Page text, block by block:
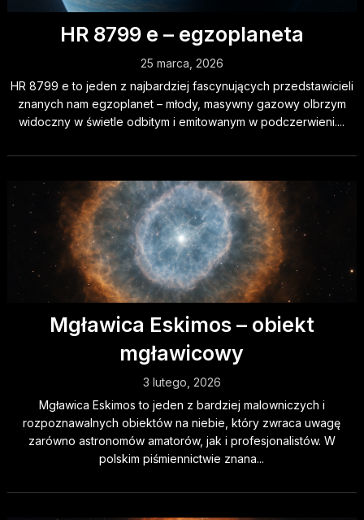
HR 8799 e – egzoplaneta
25 marca, 2026
HR 8799 e to jeden z najbardziej fascynujących przedstawicieli
znanych nam egzoplanet – młody, masywny gazowy olbrzym
widoczny w świetle odbitym i emitowanym w podczerwieni....
Mgławica Eskimos – obiekt
mgławicowy
3 lutego, 2026
Mgławica Eskimos to jeden z bardziej malowniczych i
rozpoznawalnych obiektów na niebie, który zwraca uwagę
zarówno astronomów amatorów, jak i profesjonalistów. W
polskim piśmiennictwie znana...